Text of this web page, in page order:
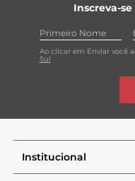
Inscreva-
Ao clicar em Enviar você
Sul
Institucional